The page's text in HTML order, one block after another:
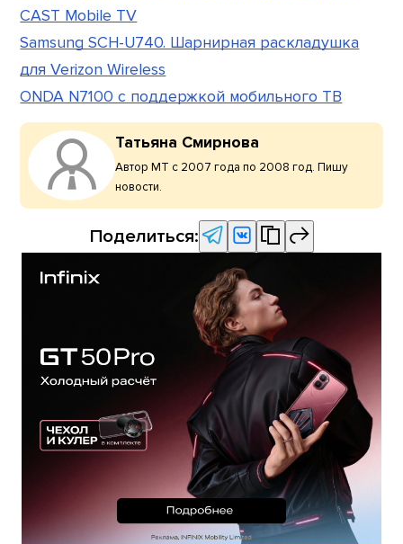
CAST Mobile TV
Samsung SCH-U740. Шарнирная раскладушка
для Verizon Wireless
ONDA N7100 с поддержкой мобильного ТВ
Татьяна Смирнова
Автор МТ с 2007 года по 2008 год. Пишу
новости.
Поделиться: